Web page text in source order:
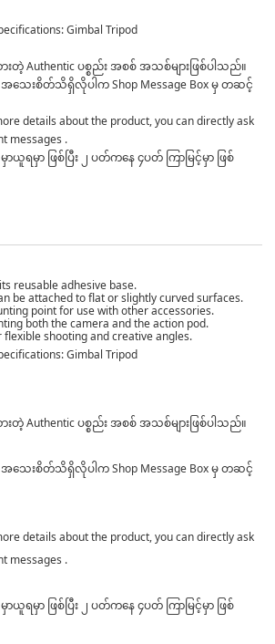
Gimbal Tripod
Authentic ပစ္စည်း အစစ် အသစ်များဖြစ်ပါသည်။
သေးစိတ်သိရှိလိုပါက Shop Message Box မှ တဆင့်
details about the product, you can directly ask
messages .
ယူရမှာ ဖြစ်ပြီး ၂ ပတ်ကနေ ၄ပတ် ကြာမြင့်မှာ ဖြစ်
reusable adhesive base.
be attached to flat or slightly curved surfaces.
point for use with other accessories.
both the camera and the action pod.
shooting and creative angles.
Gimbal Tripod
Authentic ပစ္စည်း အစစ် အသစ်များဖြစ်ပါသည်။
သေးစိတ်သိရှိလိုပါက Shop Message Box မှ တဆင့်
details about the product, you can directly ask
messages .
ယူရမှာ ဖြစ်ပြီး ၂ ပတ်ကနေ ၄ပတ် ကြာမြင့်မှာ ဖြစ်